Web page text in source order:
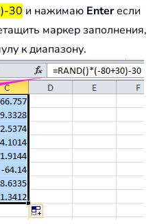
30 и нажимаю Enterесли
маркер заполнения,
к диапазону.